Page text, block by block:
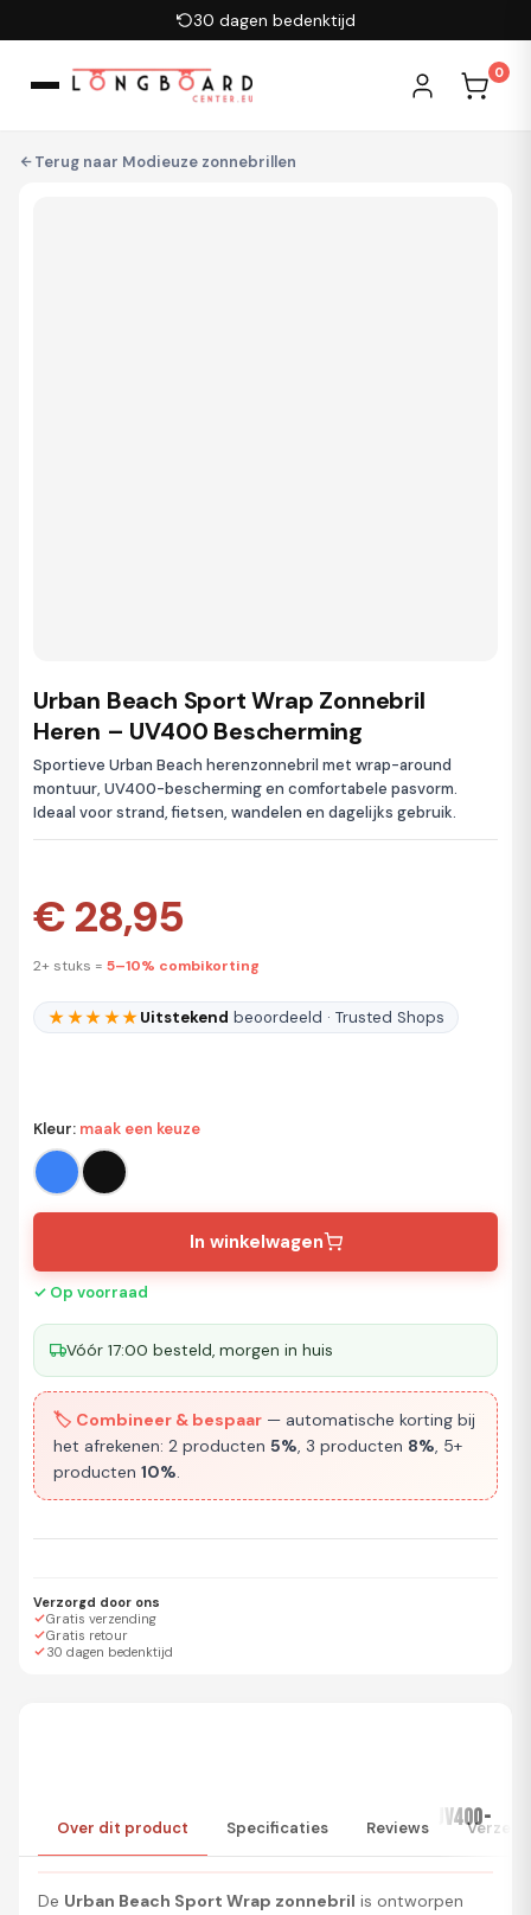
30 dagen bedenktijd
0
Terug naar Modieuze zonnebrillen
Urban Beach Sport Wrap Zonnebril
Heren – UV400 Bescherming
Sportieve Urban Beach herenzonnebril met wrap-around
montuur, UV400-bescherming en comfortabele pasvorm.
Ideaal voor strand, fietsen, wandelen en dagelijks gebruik.
€ 28,95
2+ stuks = 5–10% combikorting
★★★★★Uitstekend beoordeeld · Trusted Shops
Kleur: maak een keuze
In winkelwagen
✓ Op voorraad
Vóór 17:00 besteld, morgen in huis
🏷️ Combineer & bespaar — automatische korting bij
het afrekenen: 2 producten 5%, 3 producten 8%, 5+
producten 10%.
Verzorgd door ons
Gratis verzending
Gratis retour
30 dagen bedenktijd
Over dit product Specificaties Reviews
URBAN BEACH SPORT WRAP HERENZONNEBRIL MET UV400-
BESCHERMING
De Urban Beach Sport Wrap zonnebril is ontworpen